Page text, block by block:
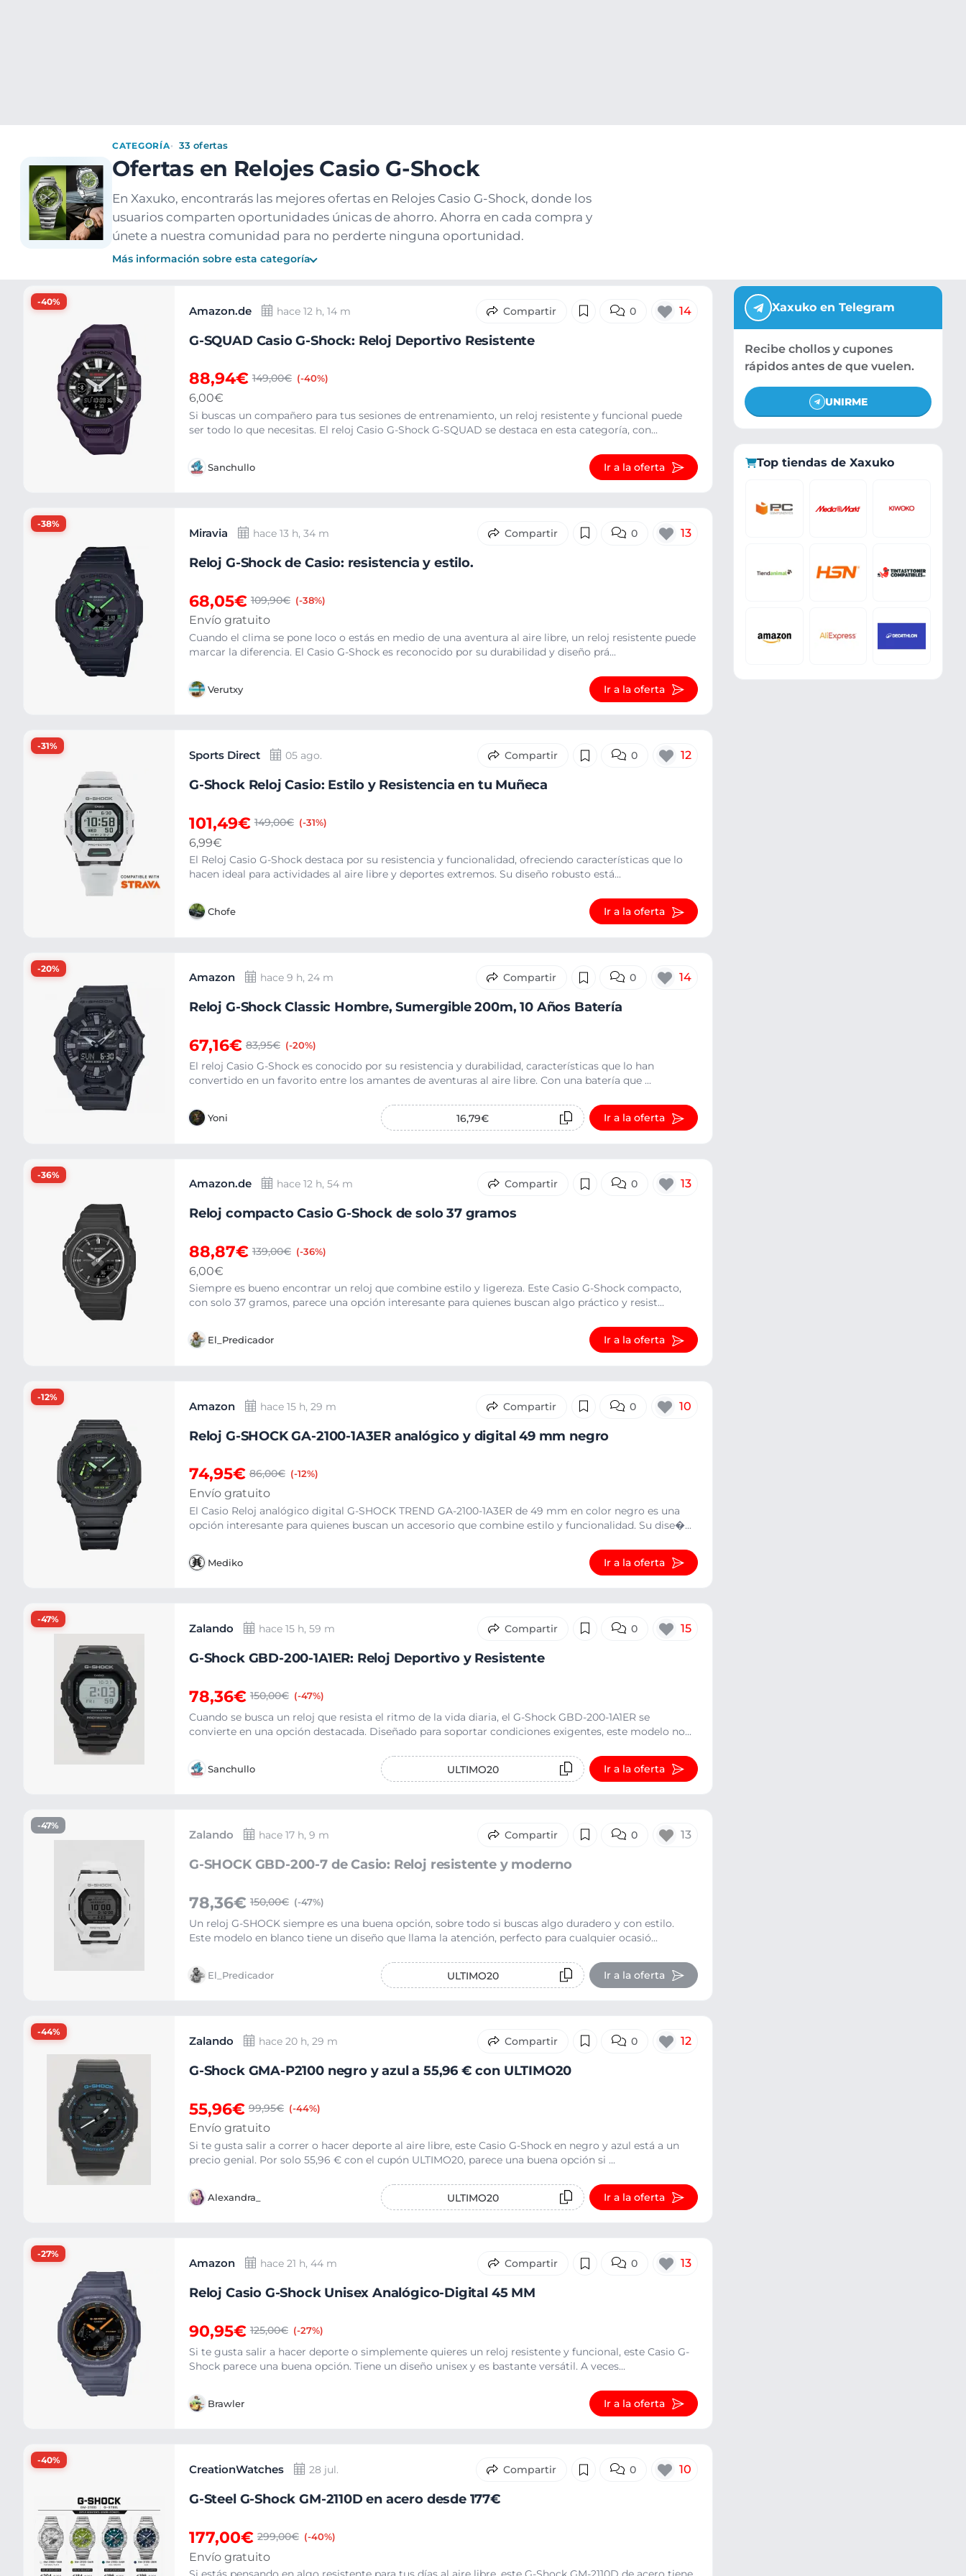
CATEGORÍA 33 ofertas
Ofertas en Relojes Casio G-Shock
En Xaxuko, encontrarás las mejores ofertas en Relojes Casio G-Shock, donde los
usuarios comparten oportunidades únicas de ahorro. Ahorra en cada compra y
únete a nuestra comunidad para no perderte ninguna oportunidad.
Más información sobre esta categoría
-40%
Amazon.de hace 12 h, 14 m 0 14
G-SQUAD Casio G-Shock: Reloj Deportivo Resistente
88,94€ 149,00€ (-40%)
6,00€
Si buscas un compañero para tus sesiones de entrenamiento, un reloj resistente y funcional puede
ser todo lo que necesitas. El reloj Casio G-Shock G-SQUAD se destaca en esta categoría, con...
Sanchullo Ir a la oferta
-38%
Miravia hace 13 h, 34 m 0 13
Reloj G-Shock de Casio: resistencia y estilo.
68,05€ 109,90€ (-38%)
Envío gratuito
Cuando el clima se pone loco o estás en medio de una aventura al aire libre, un reloj resistente puede
marcar la diferencia. El Casio G-Shock es reconocido por su durabilidad y diseño prá...
Verutxy Ir a la oferta
-31%
Sports Direct 05 ago. 0 12
G-Shock Reloj Casio: Estilo y Resistencia en tu Muñeca
101,49€ 149,00€ (-31%)
6,99€
El Reloj Casio G-Shock destaca por su resistencia y funcionalidad, ofreciendo características que lo
hacen ideal para actividades al aire libre y deportes extremos. Su diseño robusto está...
Chofe Ir a la oferta
-20%
Amazon hace 9 h, 24 m 0 14
Reloj G-Shock Classic Hombre, Sumergible 200m, 10 Años Batería
67,16€ 83,95€ (-20%)
El reloj Casio G-Shock es conocido por su resistencia y durabilidad, características que lo han
convertido en un favorito entre los amantes de aventuras al aire libre. Con una batería que ...
Yoni Ir a la oferta
16,79€
-36%
Amazon.de hace 12 h, 54 m 0 13
Reloj compacto Casio G-Shock de solo 37 gramos
88,87€ 139,00€ (-36%)
6,00€
Siempre es bueno encontrar un reloj que combine estilo y ligereza. Este Casio G-Shock compacto,
con solo 37 gramos, parece una opción interesante para quienes buscan algo práctico y resist...
El_Predicador Ir a la oferta
-12%
Amazon hace 15 h, 29 m 0 10
Reloj G-SHOCK GA-2100-1A3ER analógico y digital 49 mm negro
74,95€ 86,00€ (-12%)
Envío gratuito
El Casio Reloj analógico digital G-SHOCK TREND GA-2100-1A3ER de 49 mm en color negro es una
opción interesante para quienes buscan un accesorio que combine estilo y funcionalidad. Su dise�...
Mediko Ir a la oferta
-47%
Zalando hace 15 h, 59 m 0 15
G-Shock GBD-200-1A1ER: Reloj Deportivo y Resistente
78,36€ 150,00€ (-47%)
Cuando se busca un reloj que resista el ritmo de la vida diaria, el G-Shock GBD-200-1A1ER se
convierte en una opción destacada. Diseñado para soportar condiciones exigentes, este modelo no...
Sanchullo Ir a la oferta
ULTIMO20
-47%
Zalando hace 17 h, 9 m 0 13
G-SHOCK GBD-200-7 de Casio: Reloj resistente y moderno
78,36€ 150,00€ (-47%)
Un reloj G-SHOCK siempre es una buena opción, sobre todo si buscas algo duradero y con estilo.
Este modelo en blanco tiene un diseño que llama la atención, perfecto para cualquier ocasió...
El_Predicador Ir a la oferta
ULTIMO20
-44%
Zalando hace 20 h, 29 m 0 12
G-Shock GMA-P2100 negro y azul a 55,96 € con ULTIMO20
55,96€ 99,95€ (-44%)
Envío gratuito
Si te gusta salir a correr o hacer deporte al aire libre, este Casio G-Shock en negro y azul está a un
precio genial. Por solo 55,96 € con el cupón ULTIMO20, parece una buena opción si ...
Alexandra_ Ir a la oferta
ULTIMO20
-27%
Amazon hace 21 h, 44 m 0 13
Reloj Casio G-Shock Unisex Analógico-Digital 45 MM
90,95€ 125,00€ (-27%)
Si te gusta salir a hacer deporte o simplemente quieres un reloj resistente y funcional, este Casio G-
Shock parece una buena opción. Tiene un diseño unisex y es bastante versátil. A veces...
Brawler Ir a la oferta
-40%
CreationWatches 28 jul. 0 10
G-Steel G-Shock GM-2110D en acero desde 177€
177,00€ 299,00€ (-40%)
Envío gratuito
Xaxuko en Telegram
Recibe chollos y cupones
rápidos antes de que vuelen.
UNIRME
Top tiendas de Xaxuko